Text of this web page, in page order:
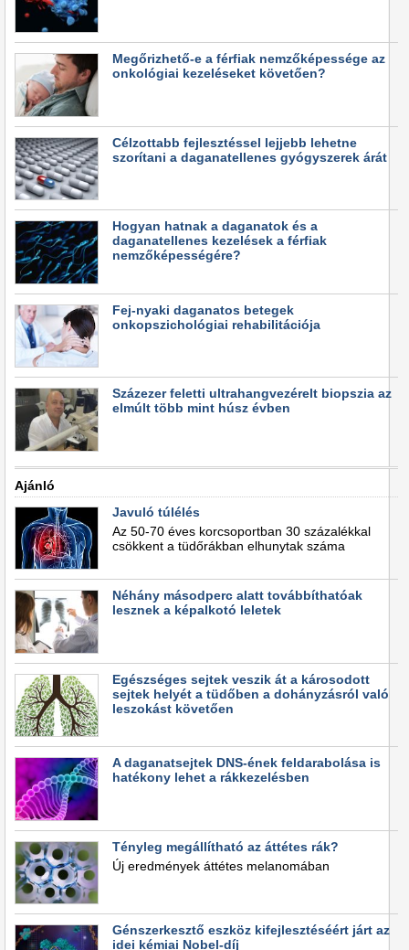
Megőrizhető-e a férfiak nemzőképessége az
onkológiai kezeléseket követően?
Célzottabb fejlesztéssel lejjebb lehetne
szorítani a daganatellenes gyógyszerek árát
Hogyan hatnak a daganatok és a
daganatellenes kezelések a férfiak
nemzőképességére?
Fej-nyaki daganatos betegek
onkopszichológiai rehabilitációja
Százezer feletti ultrahangvezérelt biopszia az
elmúlt több mint húsz évben
Ajánló
Javuló túlélés
Az 50-70 éves korcsoportban 30 százalékkal
csökkent a tüdőrákban elhunytak száma
Néhány másodperc alatt továbbíthatóak
lesznek a képalkotó leletek
Egészséges sejtek veszik át a károsodott
sejtek helyét a tüdőben a dohányzásról való
leszokást követően
A daganatsejtek DNS-ének feldarabolása is
hatékony lehet a rákkezelésben
Tényleg megállítható az áttétes rák?
Új eredmények áttétes melanomában
Génszerkesztő eszköz kifejlesztéséért járt az
idei kémiai Nobel-díj